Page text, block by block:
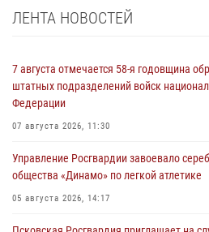
ЛЕНТА НОВОСТЕЙ
7 августа отмечается 58-я годовщина
штатных подразделений войск
Федерации
07 августа 2026, 11:30
Управление Росгвардии завоевало
общества «Динамо» по легкой атлетике
05 августа 2026, 14:17